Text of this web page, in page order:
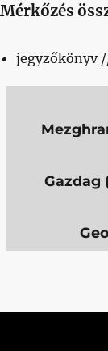
Mérkőzés
jegyzőkönyv
Gazdag